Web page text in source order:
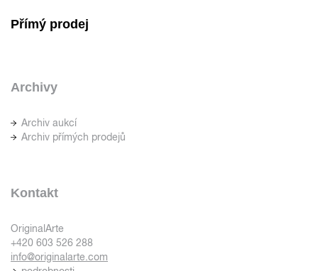
Přímý prodej
Archivy
Archiv aukcí
Archiv přímých prodejů
Kontakt
OriginalArte
+420 603 526 288
info@originalarte.com